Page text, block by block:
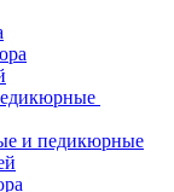
и педикюрные